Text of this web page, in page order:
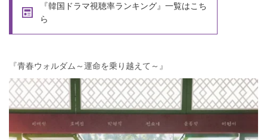
『韓国ドラマ視聴率ランキング』一覧はこち
ら
『青春ウォルダム～運命を乗り越えて～』